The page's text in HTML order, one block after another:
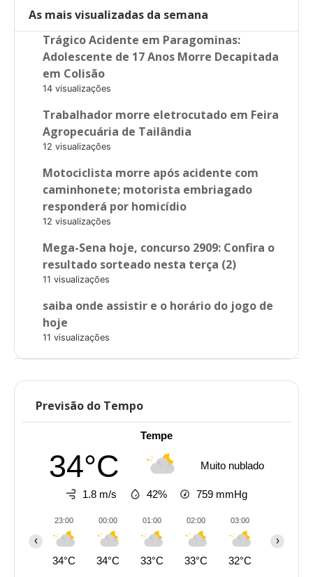
As mais visualizadas da semana
Trágico Acidente em Paragominas:
Adolescente de 17 Anos Morre Decapitada
em Colisão
14 visualizações
Trabalhador morre eletrocutado em Feira
Agropecuária de Tailândia
12 visualizações
Motociclista morre após acidente com
caminhonete; motorista embriagado
responderá por homicídio
12 visualizações
Mega-Sena hoje, concurso 2909: Confira o
resultado sorteado nesta terça (2)
11 visualizações
saiba onde assistir e o horário do jogo de
hoje
11 visualizações
Previsão do Tempo
Tempe
34°C Muito nublado
1.8 m/s 42% 759 mmHg
23:00
34°C
00:00
34°C
01:00
33°C
02:00
33°C
03:00
32°C
‹ ›